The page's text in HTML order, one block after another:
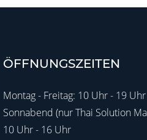
ÖFFNUNGSZEITEN
Montag - Freitag: 10 Uhr - 19 Uhr
Sonnabend (nur Thai Solution
10 Uhr - 16 Uhr